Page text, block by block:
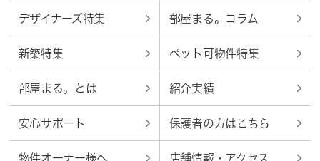
デザイナーズ特集 部屋まる。コラム
新築特集 ペット可物件特集
部屋まる。とは 紹介実績
安心サポート 保護者の方はこちら
物件オーナー様へ 店舗情報・アクセス